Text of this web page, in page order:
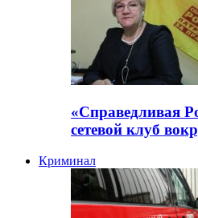
«Справедливая
сетевой клуб
Криминал